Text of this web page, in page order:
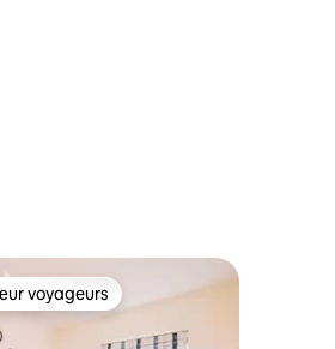
voyageurs
voyageurs